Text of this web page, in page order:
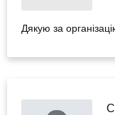
Дякую за